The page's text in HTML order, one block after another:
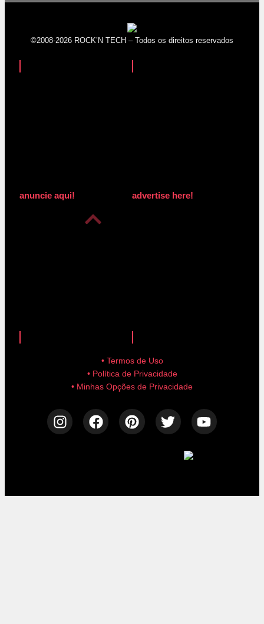
©2008-2026 ROCK’N TECH – Todos os direitos reservados
anuncie aqui! advertise here!
• Termos de Uso
• Política de Privacidade
• Minhas Opções de Privacidade